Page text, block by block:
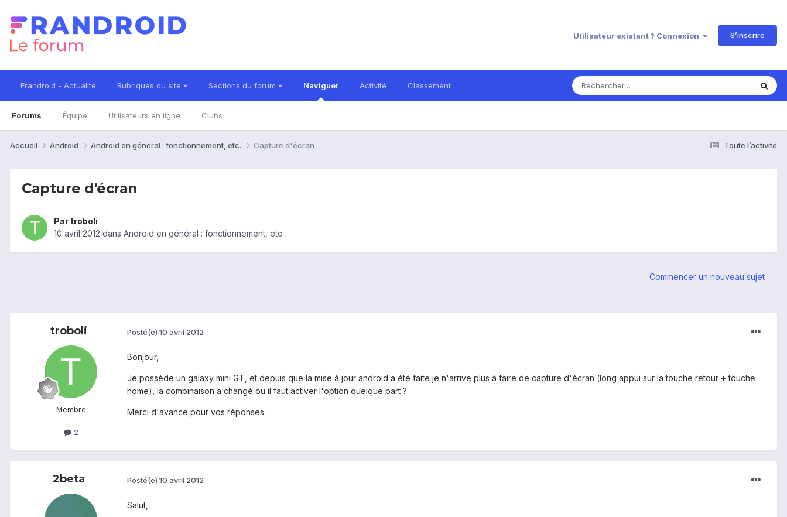
Utilisateur existant ? Connexion S’inscrire
Frandroid - Actualité Rubriques du site Sections du forum Naviguer
Forums Équipe Utilisateurs en ligne Clubs
Activité Classement
Toute l’activité
Accueil Android Android en général : fonctionnement, etc. Capture d'écran
Capture d'écran
Par troboli
10 avril 2012 dans Android en général : fonctionnement, etc.
Commencer un nouveau sujet
troboli
Membre
2
Posté(e) 10 avril 2012
Bonjour,
Je possède un galaxy mini GT, et depuis que la mise à jour android a été faite je n'arrive plus à faire de capture d'écran (long appui sur la touche retour + touche
home), la combinaison a changé ou il faut activer l'option quelque part ?
Merci d'avance pour vos réponses.
2beta Posté(e) 10 avril 2012
Salut,